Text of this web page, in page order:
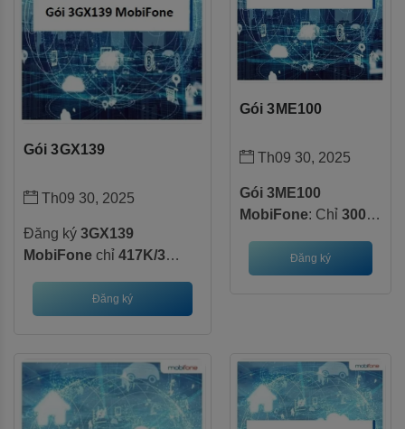
Gói 3GX139
Th09 30, 2025
Đăng ký 3GX139
MobiFone chỉ 417K/3
độ cao mỗi ngày
sức xem phim Galaxy Play
hạn!
Đăng ký
Gói 3ME100
Th09 30, 2025
Gói 3ME100
MobiFone: Chỉ 300K
90GB Data
miễn phí truy cập
khoản học tiếng Anh
3 tháng!
Đăng ký